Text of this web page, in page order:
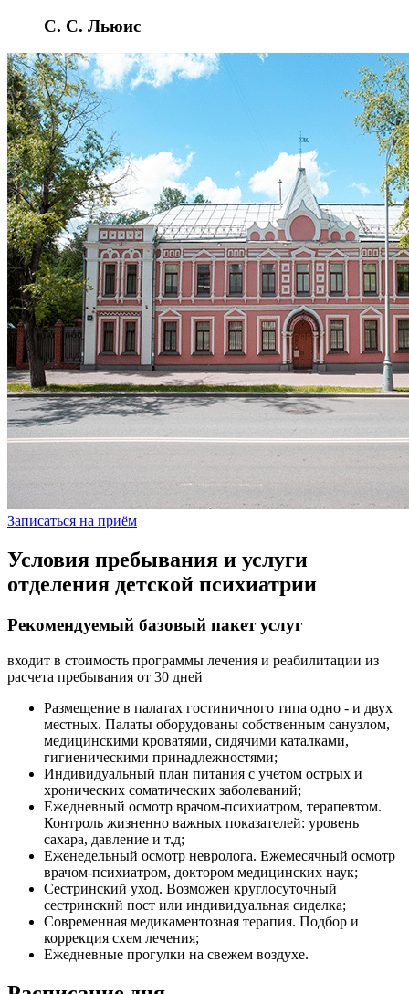
С. С. Льюис
Записаться на приём
Условия пребывания и услуги
отделения детской психиатрии
Рекомендуемый базовый пакет услуг
входит в стоимость программы лечения и реабилитации из
расчета пребывания от 30 дней
Размещение в палатах гостиничного типа одно - и двух
местных. Палаты оборудованы собственным санузлом,
медицинскими кроватями, сидячими каталками,
гигиеническими принадлежностями;
Индивидуальный план питания с учетом острых и
хронических соматических заболеваний;
Ежедневный осмотр врачом-психиатром, терапевтом.
Контроль жизненно важных показателей: уровень
сахара, давление и т.д;
Еженедельный осмотр невролога. Ежемесячный осмотр
врачом-психиатром, доктором медицинских наук;
Сестринский уход. Возможен круглосуточный
сестринский пост или индивидуальная сиделка;
Современная медикаментозная терапия. Подбор и
коррекция схем лечения;
Ежедневные прогулки на свежем воздухе.